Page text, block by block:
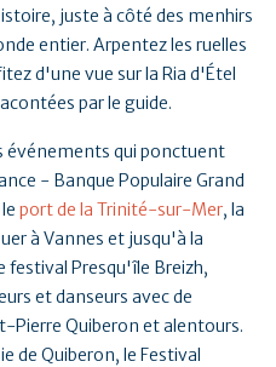
juste à côté des menhirs
entier. Arpentez les ruelles
d'une vue sur la Ria d'Étel
par le guide.
événements qui ponctuent
- Banque Populaire Grand
port de la Trinité-sur-Mer, la
à Vannes et jusqu'à la
festival Presqu'île Breizh,
et danseurs avec de
Pierre Quiberon et alentours.
de Quiberon, le Festival